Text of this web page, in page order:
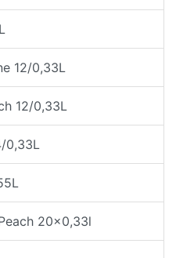
12/0,33L
12/0,33L
0,33L
20x0,33l